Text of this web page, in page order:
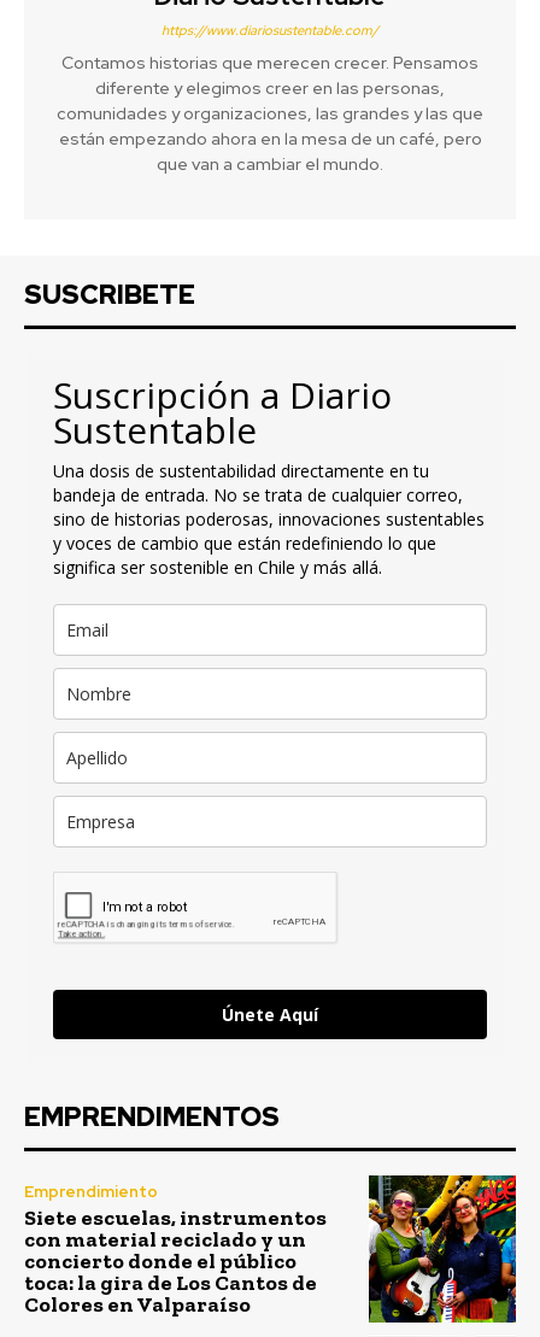
https://www.diariosustentable.com/
Contamos historias que merecen crecer. Pensamos
diferente y elegimos creer en las personas,
comunidades y organizaciones, las grandes y las que
están empezando ahora en la mesa de un café, pero
que van a cambiar el mundo.
SUSCRIBETE
Suscripción a Diario
Sustentable
Una dosis de sustentabilidad directamente en tu
bandeja de entrada. No se trata de cualquier correo,
sino de historias poderosas, innovaciones sustentables
y voces de cambio que están redefiniendo lo que
significa ser sostenible en Chile y más allá.
Únete Aquí
EMPRENDIMENTOS
Emprendimiento
Siete escuelas, instrumentos
con material reciclado y un
concierto donde el público
toca: la gira de Los Cantos de
Colores en Valparaíso